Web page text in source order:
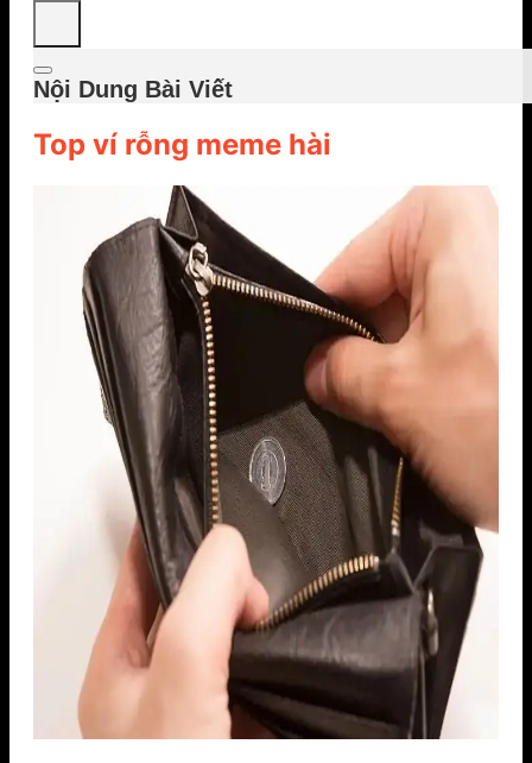
Nội Dung Bài Viết
Top ví rỗng meme hài